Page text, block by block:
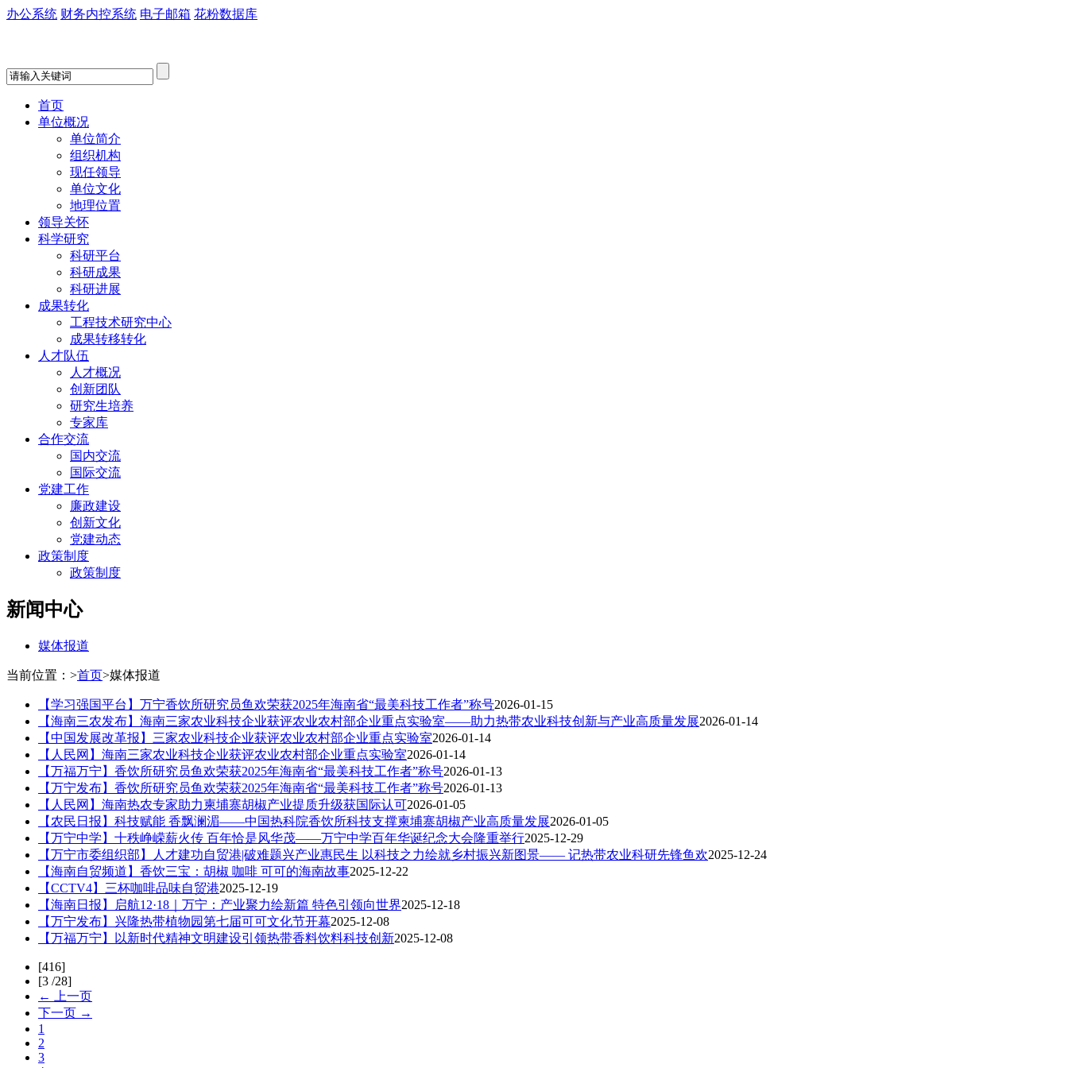
办公系统 财务内控系统 电子邮箱 花粉数据库
首页
单位概况
单位简介
组织机构
现任领导
单位文化
地理位置
领导关怀
科学研究
科研平台
科研成果
科研进展
成果转化
工程技术研究中心
成果转移转化
人才队伍
人才概况
创新团队
研究生培养
专家库
合作交流
国内交流
国际交流
党建工作
廉政建设
创新文化
党建动态
政策制度
政策制度
新闻中心
媒体报道
当前位置： >首页>媒体报道
【学习强国平台】万宁香饮所研究员鱼欢荣获2025年海南省“最美科技工作者”称号2026-01-15
【海南三农发布】海南三家农业科技企业获评农业农村部企业重点实验室——助力热带农业科技创新与产业高质量发展2026-01-14
【中国发展改革报】三家农业科技企业获评农业农村部企业重点实验室2026-01-14
【人民网】海南三家农业科技企业获评农业农村部企业重点实验室2026-01-14
【万福万宁】香饮所研究员鱼欢荣获2025年海南省“最美科技工作者”称号2026-01-13
【万宁发布】香饮所研究员鱼欢荣获2025年海南省“最美科技工作者”称号2026-01-13
【人民网】海南热农专家助力柬埔寨胡椒产业提质升级获国际认可2026-01-05
【农民日报】科技赋能 香飘澜湄——中国热科院香饮所科技支撑柬埔寨胡椒产业高质量发展2026-01-05
【万宁中学】十秩峥嵘薪火传 百年恰是风华茂——万宁中学百年华诞纪念大会隆重举行2025-12-29
【万宁市委组织部】人才建功自贸港|破难题兴产业惠民生 以科技之力绘就乡村振兴新图景—— 记热带农业科研先锋鱼欢2025-12-24
【海南自贸频道】香饮三宝：胡椒 咖啡 可可的海南故事2025-12-22
【CCTV4】三杯咖啡品味自贸港2025-12-19
【海南日报】启航12·18｜万宁：产业聚力绘新篇 特色引领向世界2025-12-18
【万宁发布】兴隆热带植物园第七届可可文化节开幕2025-12-08
【万福万宁】以新时代精神文明建设引领热带香料饮料科技创新2025-12-08
[416]
[3 /28]
← 上一页
下一页 →
1
2
3